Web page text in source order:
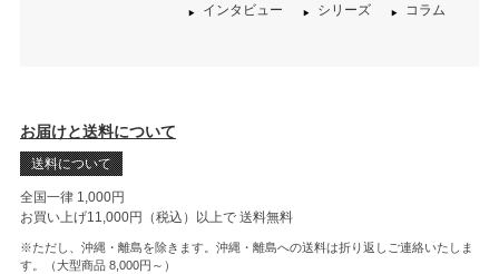
インタビュー シリーズ コラム
お届けと送料について
送料について
全国一律 1,000円
お買い上げ11,000円（税込）以上で 送料無料
※ただし、沖縄・離島を除きます。沖縄・離島への送料は折り返しご連絡いたしま
す。（大型商品 8,000円～）